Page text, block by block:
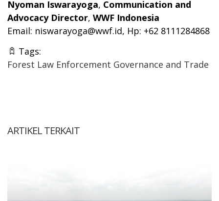
Nyoman Iswarayoga, Communication and
Advocacy Director, WWF Indonesia
Email: niswarayoga@wwf.id, Hp: +62 8111284868
Tags:
Forest Law Enforcement Governance and Trade
ARTIKEL TERKAIT